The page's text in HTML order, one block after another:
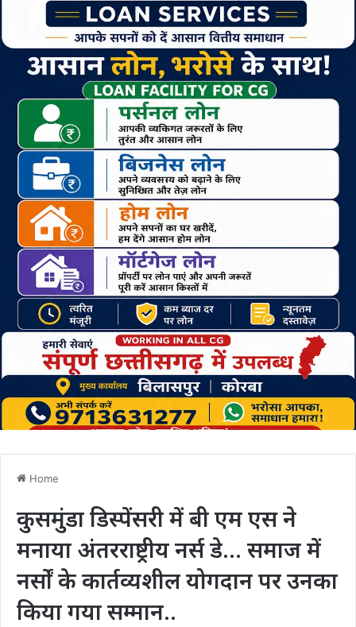
Home
कुसमुंडा डिस्पेंसरी में बी एम एस ने
मनाया अंतरराष्ट्रीय नर्स डे… समाज में
नर्सों के कार्तव्यशील योगदान पर उनका
किया गया सम्मान..